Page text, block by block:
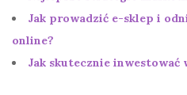
Jak prowadzić e-sklep i
online?
Jak skutecznie inwestować